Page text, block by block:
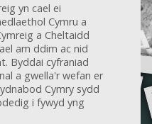
yn cael ei
Cymru a
a Cheltaidd
am ddim ac nid
Byddai cyfraniad
a gwella'r wefan er
Cymry sydd
i fywyd yng